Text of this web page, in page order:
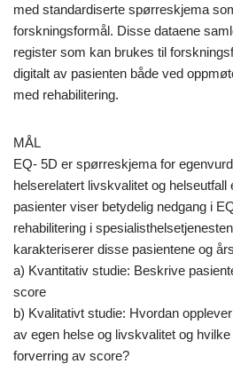
med standardiserte spørreskjema
forskningsformål. Disse dataene
register som kan brukes til
digitalt av pasienten både ved
med rehabilitering.
MÅL
EQ- 5D er spørreskjema for
helserelatert livskvalitet og helseutfall
pasienter viser betydelig nedgang i
rehabilitering i
karakteriserer disse pasientene og
a) Kvantitativ studie: Beskrive
score
b) Kvalitativt studie: Hvordan
av egen helse og livskvalitet og
forverring av score?